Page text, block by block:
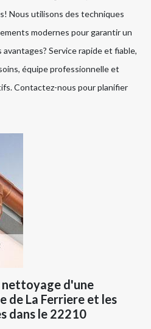
Nous utilisons des techniques
modernes pour garantir un
Service rapide et fiable,
équipe professionnelle et
Contactez-nous pour planifier
d'une
de La Ferriere et les
dans le 22210